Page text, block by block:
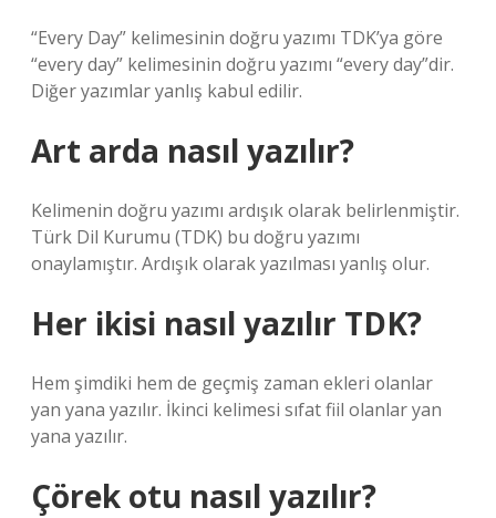
“Every Day” kelimesinin doğru yazımı TDK’ya göre
“every day” kelimesinin doğru yazımı “every day”dir.
Diğer yazımlar yanlış kabul edilir.
Art arda nasıl yazılır?
Kelimenin doğru yazımı ardışık olarak belirlenmiştir.
Türk Dil Kurumu (TDK) bu doğru yazımı
onaylamıştır. Ardışık olarak yazılması yanlış olur.
Her ikisi nasıl yazılır TDK?
Hem şimdiki hem de geçmiş zaman ekleri olanlar
yan yana yazılır. İkinci kelimesi sıfat fiil olanlar yan
yana yazılır.
Çörek otu nasıl yazılır?